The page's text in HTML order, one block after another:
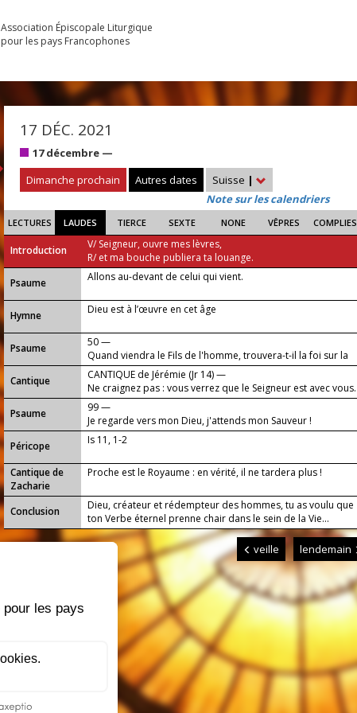
Association Épiscopale Liturgique
pour les pays Francophones
17 DÉC. 2021
17 décembre —
Dimanche prochain
Autres dates Suisse |
Note sur les calendriers
LECTURES LAUDES TIERCE SEXTE NONE VÊPRES COMPLIES
Introduction
V/ Seigneur, ouvre mes lèvres,
R/ et ma bouche publiera ta louange.
Psaume
Allons au-devant de celui qui vient.
Hymne Dieu est à l’œuvre en cet âge
Psaume
50 —
Quand viendra le Fils de l'homme, trouvera-t-il la foi sur la
terre ?
Cantique
CANTIQUE de Jérémie (Jr 14) —
Ne craignez pas : vous verrez que le Seigneur est avec vous.
Psaume
99 —
Je regarde vers mon Dieu, j'attends mon Sauveur !
Péricope
Is 11, 1-2
Cantique de
Zacharie
Proche est le Royaume : en vérité, il ne tardera plus !
Conclusion
Dieu, créateur et rédempteur des hommes, tu as voulu que
ton Verbe éternel prenne chair dans le sein de la Vie...
veille lendemain